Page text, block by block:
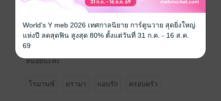
อีบุ๊คมาแล้วน๊า เนื้อเรื่องมี 80 ตอนนะคะ ตอนพิเศษเฉพาะ
ในเล่มมี 5 ตอนน๊า รวมเป็นทั้งหมด 85 ตอนค่ะ
ซื้อผ่านเว็บไซต์จะถูกกว่าซื้อผ่าน iOS นะคะ ใครที่ใช้ iOS
แนะนำซื้อผ่าน Safari นะคะ
โหลดตัวอย่างก่อนซื้อน๊า ฝากกดหัวใจและรีวิวให้พยอล
หน่อยนะคะ
โรมานซ์ ดรามา แอบรัก ครอบครัว
World's Y meb 2026 เทศกาลนิยาย การ์ตูนวาย สุดยิ่งใหญ่
แห่งปี ลดสุดฟิน สูงสุด 80% ตั้งแต่วันที่ 31 ก.ค. - 16 ส.ค.
69